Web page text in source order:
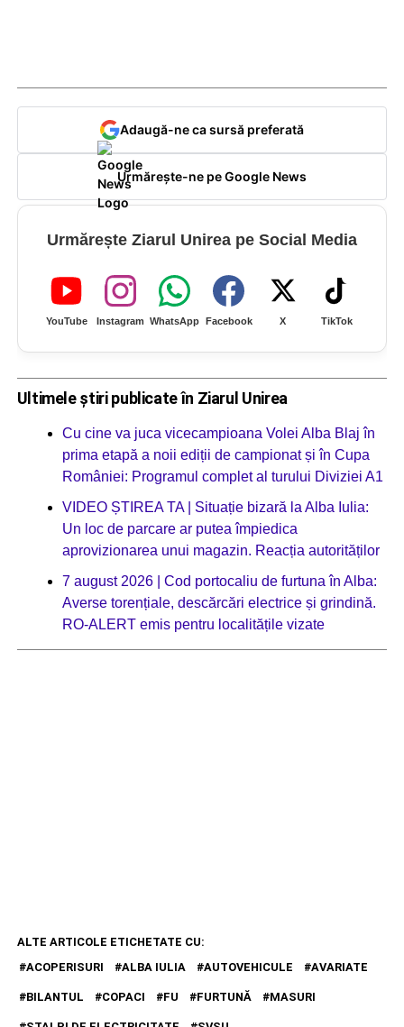
Adaugă-ne ca sursă preferată
Urmărește-ne pe Google News
Urmărește Ziarul Unirea pe Social Media
YouTube Instagram WhatsApp Facebook X TikTok
Ultimele știri publicate în Ziarul Unirea
Cu cine va juca vicecampioana Volei Alba Blaj în
prima etapă a noii ediții de campionat și în Cupa
României: Programul complet al turului Diviziei A1
VIDEO ȘTIREA TA | Situație bizară la Alba Iulia:
Un loc de parcare ar putea împiedica
aprovizionarea unui magazin. Reacția autorităților
7 august 2026 | Cod portocaliu de furtuna în Alba:
Averse torențiale, descărcări electrice și grindină.
RO-ALERT emis pentru localitățile vizate
ALTE ARTICOLE ETICHETATE CU:
ACOPERISURI
ALBA IULIA AUTOVEHICULE AVARIATE
BILANTUL COPACI FU FURTUNĂ MASURI